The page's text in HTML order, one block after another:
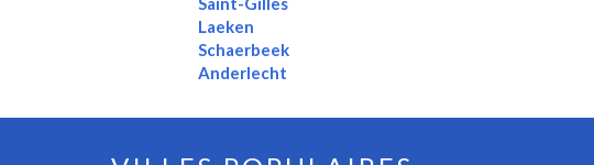
Laeken
Schaerbeek
Anderlecht